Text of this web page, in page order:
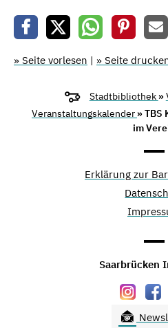
» Seite vorlesen | » Seite
Stadtbibliothek »
Veranstaltungskalender » TBS
im
Erklärung zur
Saarbrücken